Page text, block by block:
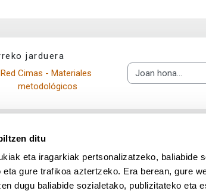
ditu
eta iragarkiak pertsonalizatzeko, baliabide
gure trafikoa aztertzeko. Era berean, gure
dugu baliabide sozialetako, publizitateko eta
jarduera
Red Cimas - Materiales
metodológicos
Joan hona...
App deskargatu UPV/EHU enUPV/EHU